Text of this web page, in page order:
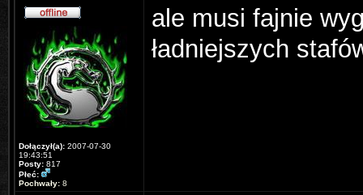
Dołączył(a): 2007-07-30
19:43:51
Posty: 817
Płeć:
Pochwały: 8
ale musi fajnie
ładniejszych